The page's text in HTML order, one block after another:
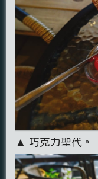
▲ 巧克力聖代。